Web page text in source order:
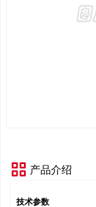
产品介绍
技术参数